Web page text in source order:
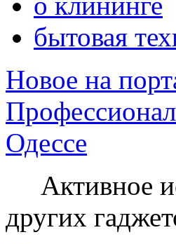
бытовая
Новое на
Одессе
Активное
других